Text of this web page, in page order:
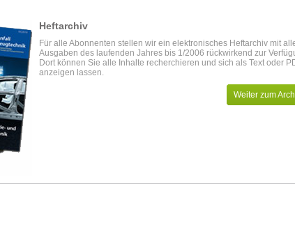
Heftarchiv
Für alle Abonnenten stellen wir ein elektronisches Heftarchiv mit
Ausgaben des laufenden Jahres bis 1/2006 rückwirkend zur
Dort können Sie alle Inhalte recherchieren und sich als Text oder
anzeigen lassen.
Weiter zum